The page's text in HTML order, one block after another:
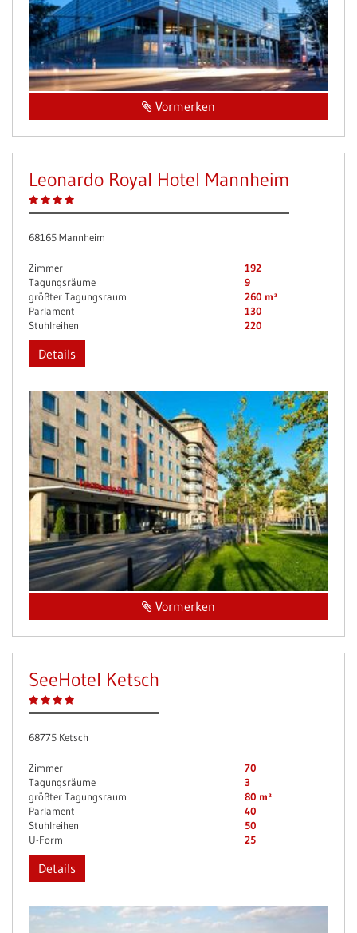
Vormerken
Leonardo Royal Hotel Mannheim
68165 Mannheim
Zimmer
192
Tagungsräume
9
größter Tagungsraum
260 m²
Parlament
130
Stuhlreihen
220
Details
Vormerken
SeeHotel Ketsch
68775 Ketsch
Zimmer
70
Tagungsräume
3
größter Tagungsraum
80 m²
Parlament
40
Stuhlreihen
50
U-Form
25
Details